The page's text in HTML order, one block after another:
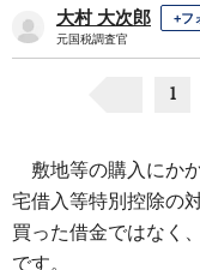
大村 大次郎 +フ
元国税調査官
1
敷地等の購入にか
宅借入等特別控除の
買った借金ではなく
です。